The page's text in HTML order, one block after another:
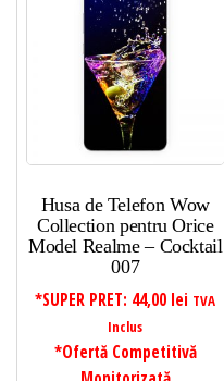
Husa de Telefon Wow
Collection pentru Orice
Model Realme – Cocktail
007
*SUPER PRET: 44,00 lei TVA
Inclus
*Ofertă Competitivă